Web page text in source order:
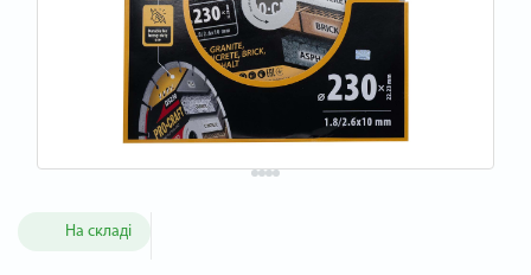
На складі